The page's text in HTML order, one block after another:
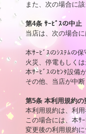
また、次の場合に
第4条 ｻｰﾋﾞｽの中止
当店は、次の場合
本ｻｰﾋﾞｽのｼｽﾃﾑの
火災、停電もしく
本ｻｰﾋﾞｽのｾﾝﾀ設備
その他、当店が中
第5条 本利用規約の
本利用規約は、利
この場合には、本ｻ
変更後の利用規約